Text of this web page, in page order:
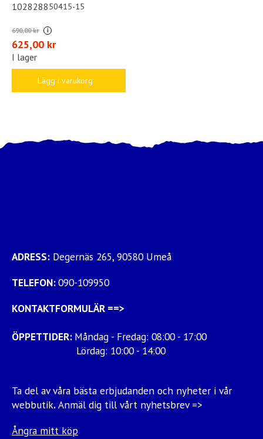
102828850415-15
690,00 kr i
625,00 kr
I lager
Lägg i varukorg
ADRESS: Degernäs 265, 90580 Umeå
TELEFON:090-109950
KONTAKTFORMULÄR ==>
ÖPPETTIDER: Måndag - Fredag: 08:00 - 17:00
Lördag: 10:00 - 14:00
Ta del av våra bästa erbjudanden och nyheter i vår
webbutik.Anmäl dig till vårt nyhetsbrev =>
Ångra mitt köp